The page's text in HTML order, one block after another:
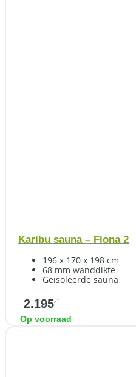
Karibu sauna – Fiona 2
196 x 170 x 198 cm
68 mm wanddikte
Geïsoleerde sauna
2.195,-
Op voorraad